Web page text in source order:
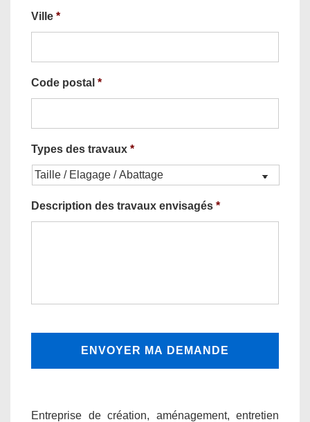
Ville *
Code postal *
Types des travaux *
Description des travaux envisagés *
Entreprise de création, aménagement, entretien